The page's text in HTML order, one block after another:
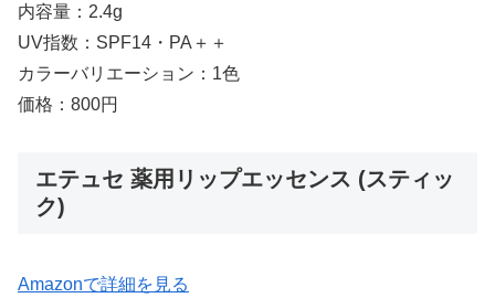
内容量：2.4g
UV指数：SPF14・PA＋＋
カラーバリエーション：1色
価格：800円
エテュセ 薬用リップエッセンス (スティッ
ク)
Amazonで詳細を見る